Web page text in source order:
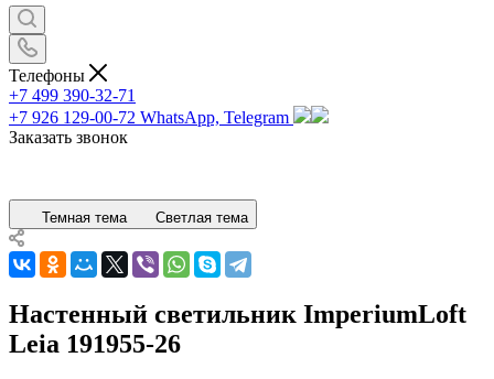
Телефоны
+7 499 390-32-71
+7 926 129-00-72 WhatsApp, Telegram
Заказать звонок
Темная тема Светлая тема
Настенный светильник ImperiumLoft
Leia 191955-26